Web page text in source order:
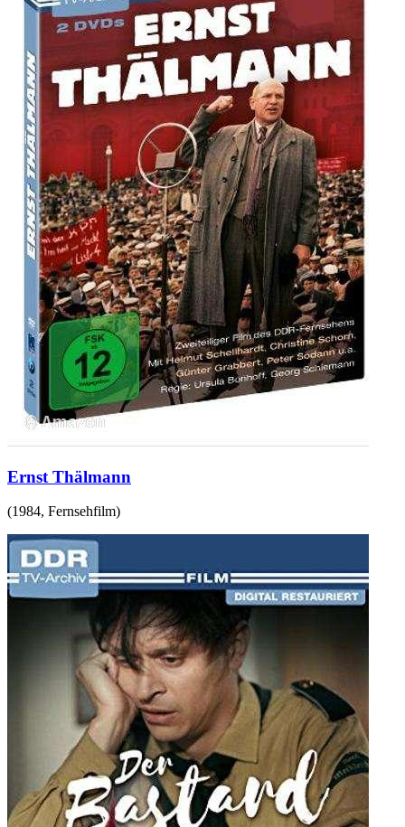
Ernst Thälmann
(1984, Fernsehfilm)